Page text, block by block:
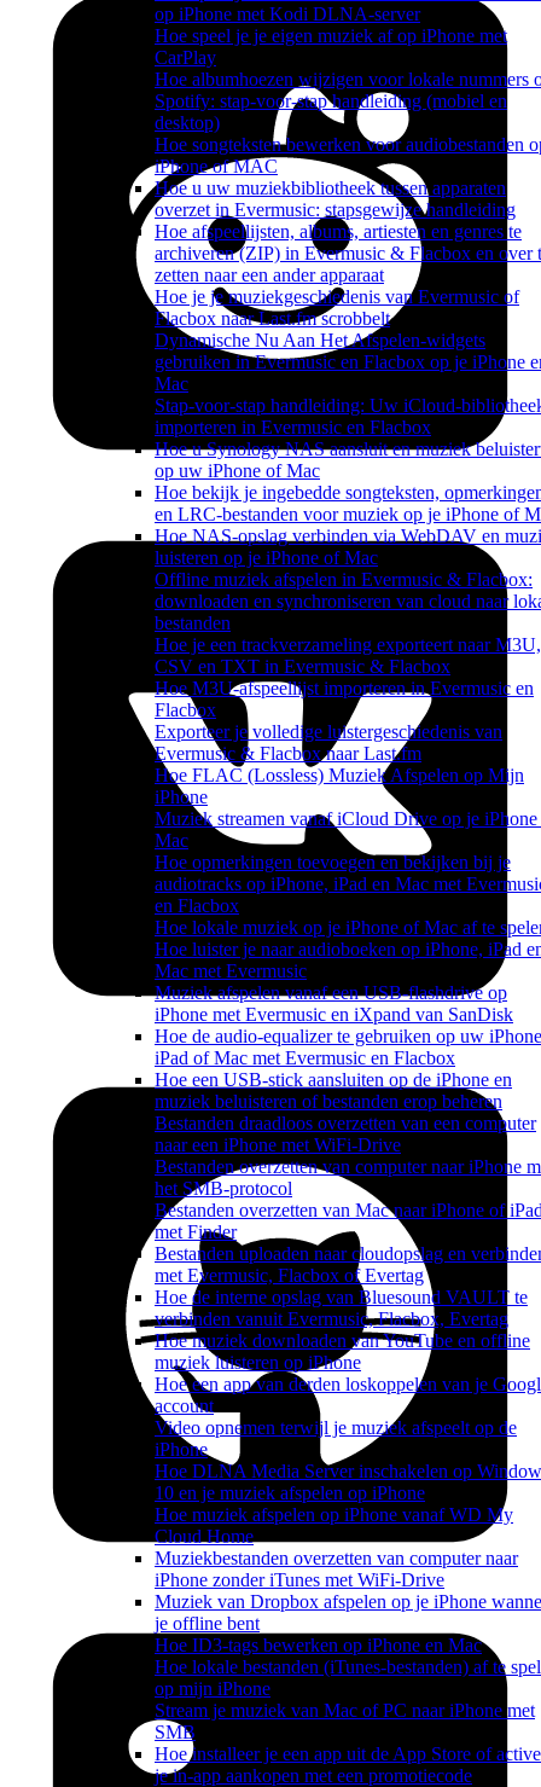
op iPhone met Kodi DLNA-server
Hoe speel je je eigen muziek af op iPhone met
CarPlay
Hoe albumhoezen wijzigen voor lokale nummers
Spotify: stap-voor-stap handleiding (mobiel en
desktop)
Hoe songteksten bewerken voor audiobestanden
iPhone of MAC
Hoe u uw muziekbibliotheek tussen apparaten
overzet in Evermusic: stapsgewijze handleiding
Hoe afspeellijsten, albums, artiesten en genres te
archiveren (ZIP) in Evermusic & Flacbox en over
zetten naar een ander apparaat
Hoe je je muziekgeschiedenis van Evermusic of
Flacbox naar Last.fm scrobbelt
Dynamische Nu Aan Het Afspelen-widgets
gebruiken in Evermusic en Flacbox op je iPhone
Mac
Stap-voor-stap handleiding: Uw iCloud-
importeren in Evermusic en Flacbox
Hoe u Synology NAS aansluit en muziek
op uw iPhone of Mac
Hoe bekijk je ingebedde songteksten,
en LRC-bestanden voor muziek op je iPhone of
Hoe NAS-opslag verbinden via WebDAV en
luisteren op je iPhone of Mac
Offline muziek afspelen in Evermusic & Flacbox:
downloaden en synchroniseren van cloud naar
bestanden
Hoe je een trackverzameling exporteert naar M3U,
CSV en TXT in Evermusic & Flacbox
Hoe M3U-afspeellijst importeren in Evermusic en
Flacbox
Exporteer je volledige luistergeschiedenis van
Evermusic & Flacbox naar Last.fm
Hoe FLAC (Lossless) Muziek Afspelen op Mijn
iPhone
Muziek streamen vanaf iCloud Drive op je
Mac
Hoe opmerkingen toevoegen en bekijken bij je
audiotracks op iPhone, iPad en Mac met
en Flacbox
Hoe lokale muziek op je iPhone of Mac af te
Hoe luister je naar audioboeken op iPhone, iPad
Mac met Evermusic
Muziek afspelen vanaf een USB-flashdrive op
iPhone met Evermusic en iXpand van SanDisk
Hoe de audio-equalizer te gebruiken op uw
iPad of Mac met Evermusic en Flacbox
Hoe een USB-stick aansluiten op de iPhone en
muziek beluisteren of bestanden erop beheren
Bestanden draadloos overzetten van een computer
naar een iPhone met WiFi-Drive
Bestanden overzetten van computer naar iPhone
het SMB-protocol
Bestanden overzetten van Mac naar iPhone of
met Finder
Bestanden uploaden naar cloudopslag en
met Evermusic, Flacbox of Evertag
Hoe de interne opslag van Bluesound VAULT te
verbinden vanuit Evermusic, Flacbox, Evertag
Hoe muziek downloaden van YouTube en offline
muziek luisteren op iPhone
Hoe een app van derden loskoppelen van je
account
Video opnemen terwijl je muziek afspeelt op de
iPhone
Hoe DLNA Media Server inschakelen op
10 en je muziek afspelen op iPhone
Hoe muziek afspelen op iPhone vanaf WD My
Cloud Home
Muziekbestanden overzetten van computer naar
iPhone zonder iTunes met WiFi-Drive
Muziek van Dropbox afspelen op je iPhone
je offline bent
Hoe ID3-tags bewerken op iPhone en Mac
Hoe lokale bestanden (iTunes-bestanden) af te
op mijn iPhone
Stream je muziek van Mac of PC naar iPhone met
SMB
Hoe installeer je een app uit de App Store of
je in-app aankopen met een promotiecode